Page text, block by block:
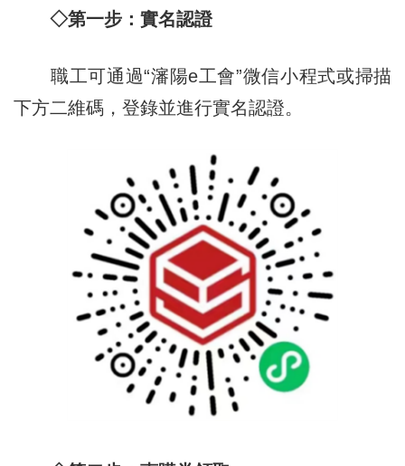
◇第一步：實名認證
職工可通過“瀋陽e工會”微信小程式或掃描
下方二維碼，登錄並進行實名認證。